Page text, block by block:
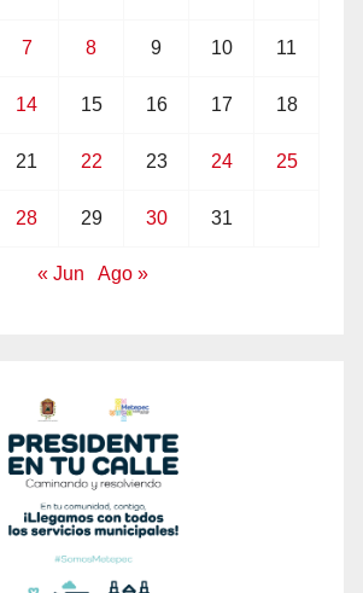
7 8 9 10 11
14 15 16 17 18
21 22 23 24 25
28 29 30 31
« Jun Ago »